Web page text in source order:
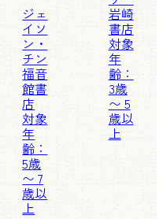
ジェ
イソ
ン・
チン
福音
館書
店
対象
年
齢：
5歳
〜 7
歳以
上
岩崎
書店
対象
年
齢：
3歳
〜 5
歳以
上